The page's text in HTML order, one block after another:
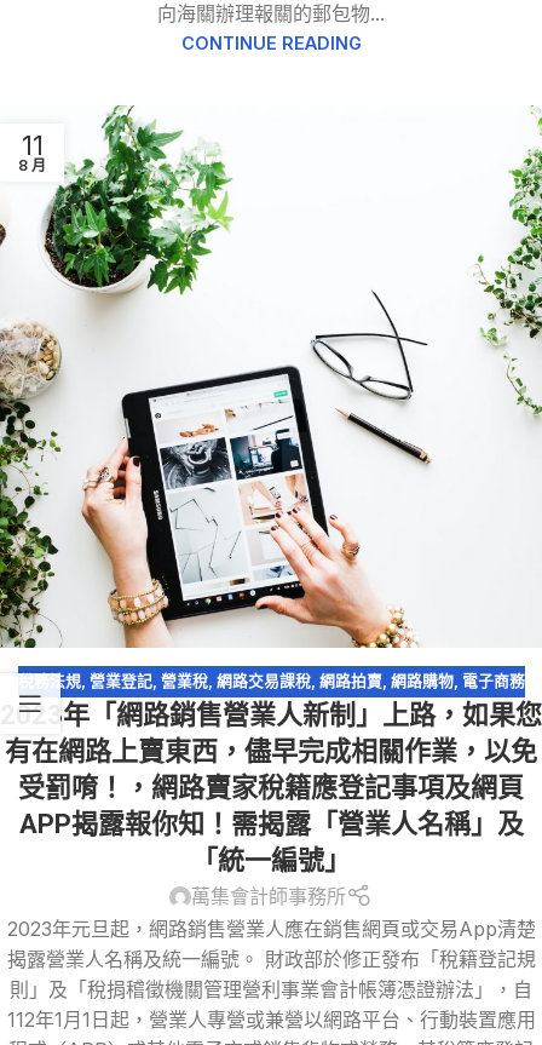
向海關辦理報關的郵包物...
CONTINUE READING
11
8 月
稅務法規, 營業登記, 營業稅, 網路交易課稅, 網路拍賣, 網路購物, 電子商務
2023年「網路銷售營業人新制」上路，如果您
有在網路上賣東西，儘早完成相關作業，以免
受罰唷！，網路賣家稅籍應登記事項及網頁
APP揭露報你知！需揭露「營業人名稱」及
「統一編號」
萬集會計師事務所
2023年元旦起，網路銷售營業人應在銷售網頁或交易App清楚
揭露營業人名稱及統一編號。 財政部於修正發布「稅籍登記規
則」及「稅捐稽徵機關管理營利事業會計帳簿憑證辦法」，自
112年1月1日起，營業人專營或兼營以網路平台、行動裝置應用